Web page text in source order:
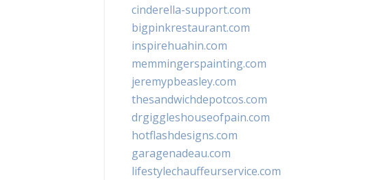
cinderella-support.com
bigpinkrestaurant.com
inspirehuahin.com
memmingerspainting.com
jeremypbeasley.com
thesandwichdepotcos.com
drgiggleshouseofpain.com
hotflashdesigns.com
garagenadeau.com
lifestylechauffeurservice.com